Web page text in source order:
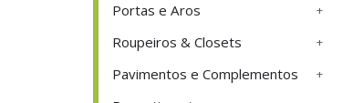
Portas e Aros
Roupeiros & Closets
Pavimentos e Complementos